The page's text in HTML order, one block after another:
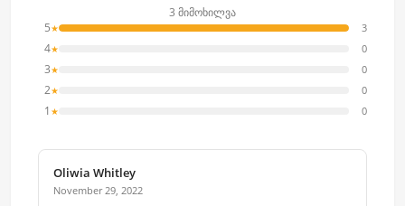
3 მიმოხილვა
5★ 3
4★ 0
3★ 0
2★ 0
1 ★ 0
Oliwia Whitley
November 29, 2022